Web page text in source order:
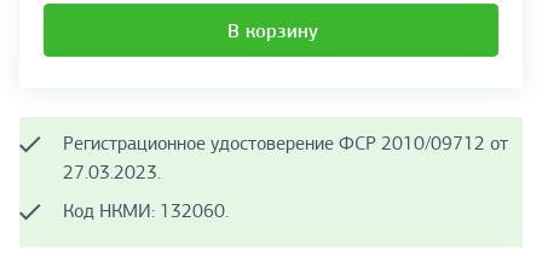
В корзину
Регистрационное удостоверение ФСР 2010/09712 от
27.03.2023.
Код НКМИ: 132060.